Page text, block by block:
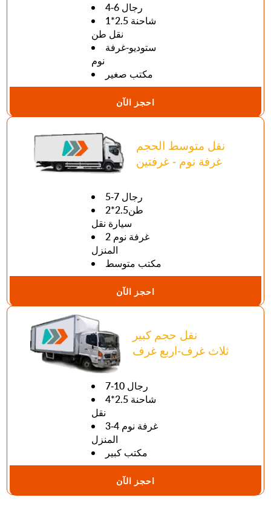
4-6 رجال
1*2.5 شاحنة
نقل طن
ستوديو-غرفة
نوم
مكتب صغير
احجز الآن
نقل متوسط الحجم
غرفة نوم - غرفتين
5-7 رجال
طن2.5*2
سيارة نقل
2 غرفة نوم
المنزل
مكتب متوسط
احجز الآن
نقل حجم كبير
ثلاث غرف-اربع غرف
7-10 رجال
4*2.5 شاحنة
نقل
3-4 غرفة نوم
المنزل
مكتب كبير
احجز الآن